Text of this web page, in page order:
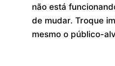
não está
de mudar. Troque
mesmo o público-